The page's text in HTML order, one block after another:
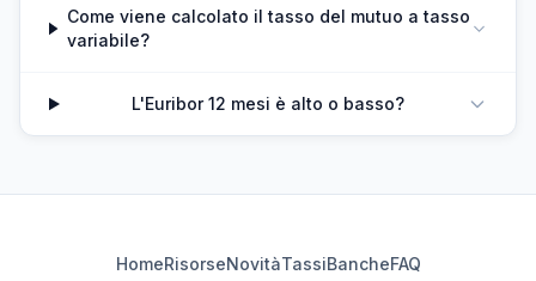
Come viene calcolato il tasso del mutuo a tasso
variabile?
L'Euribor 12 mesi è alto o basso?
HomeRisorseNovitàTassiBancheFAQ